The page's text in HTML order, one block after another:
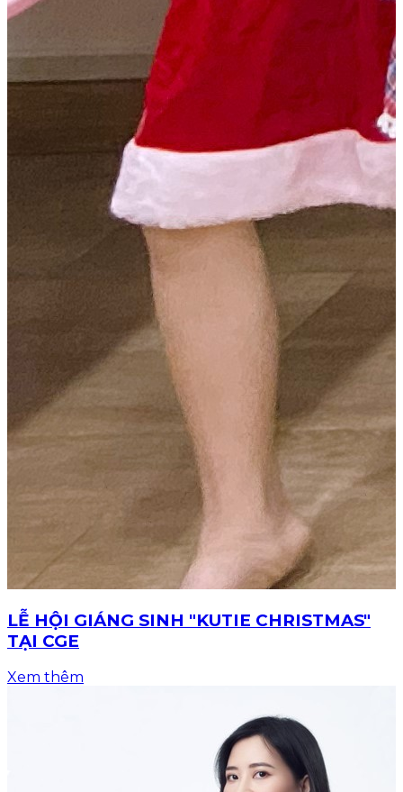
LỄ HỘI GIÁNG SINH "KUTIE CHRISTMAS"
TẠI CGE
Xem thêm